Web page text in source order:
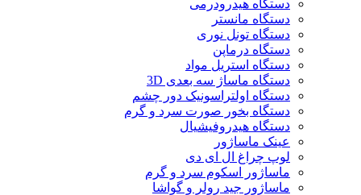
دستگاه هیدرودرمی
دستگاه مانستر
دستگاه تونل نوری
دستگاه درماپن
دستگاه استریل مواد
دستگاه ماساژ سه بعدی 3D
دستگاه اولتراسونیک دور چشم
دستگاه بخور صورت سرد و گرم
دستگاه هیدروفیشیال
عینک ماساژور
لوپ چراغ ال ای دی
ماساژور اسکوم سرد و گرم
ماساژور جید رولر و گواشا